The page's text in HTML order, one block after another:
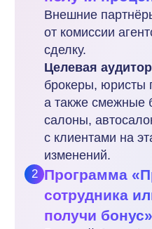
фиксированный бонус до 150
000 рублей.